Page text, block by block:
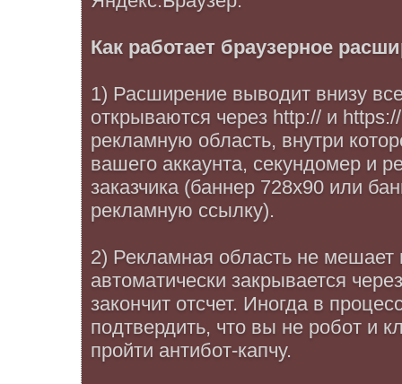
Как работает браузерное
1) Расширение выводит внизу
открываются через http:// и
рекламную область, внутри
вашего аккаунта, секундомер и
заказчика (баннер 728x90 или
рекламную ссылку).
2) Рекламная область не мешает
автоматически закрывается
закончит отсчет. Иногда в
подтвердить, что вы не робот и
пройти антибот-капчу.